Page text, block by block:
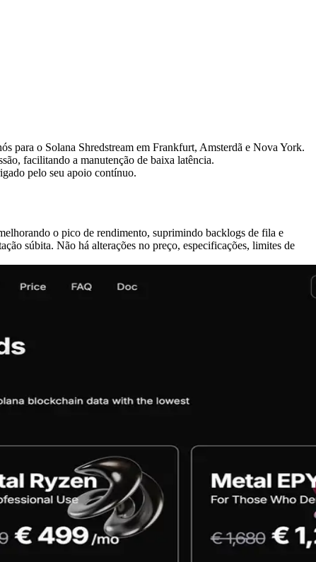
para o Solana Shredstream em Frankfurt, Amsterdã e Nova York.
facilitando a manutenção de baixa latência.
pelo seu apoio contínuo.
o pico de rendimento, suprimindo backlogs de fila e
súbita. Não há alterações no preço, especificações, limites de